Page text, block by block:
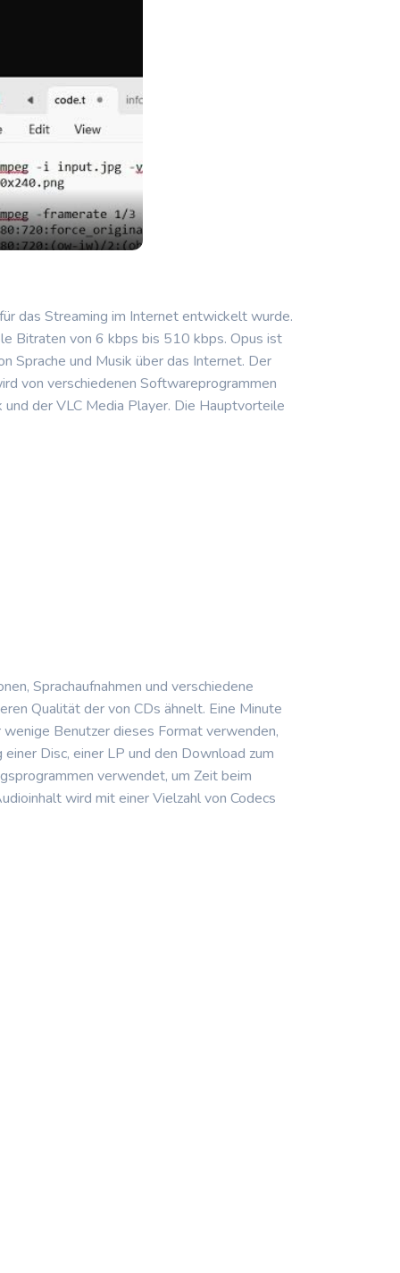
das Streaming im Internet entwickelt wurde.
Bitraten von 6 kbps bis 510 kbps. Opus ist
Sprache und Musik über das Internet. Der
von verschiedenen Softwareprogrammen
der VLC Media Player. Die Hauptvorteile
Sprachaufnahmen und verschiedene
Qualität der von CDs ähnelt. Eine Minute
Benutzer dieses Format verwenden,
Disc, einer LP und den Download zum
verwendet, um Zeit beim
wird mit einer Vielzahl von Codecs